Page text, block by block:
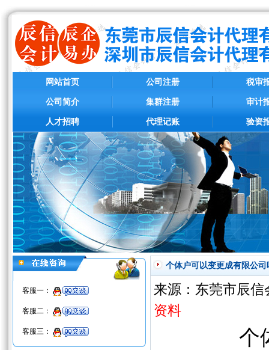
网站首页
公司简介
人才招聘
公司注册
集群注册
代理记账
税审
审计
验资
客服一：
客服二：
客服三：
个体户可以变更成有限公司
来源：东莞市辰
资料
个